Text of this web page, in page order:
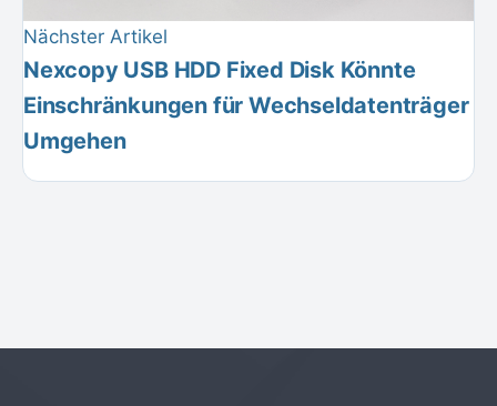
Nächster Artikel
Nexcopy USB HDD Fixed Disk Könnte
Einschränkungen für Wechseldatenträger
Umgehen